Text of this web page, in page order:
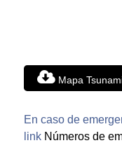
Mapa
En caso de
link Números de